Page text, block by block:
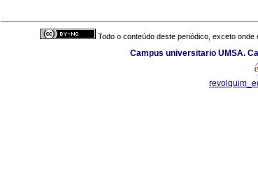
Todo o conteúdo deste periódico, exceto
Campus universitario UMSA.